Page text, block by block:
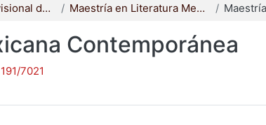
Coordinación Divisional de Posgrado Maestría en Literatura Mexicana Contemporánea
Contemporánea
7021